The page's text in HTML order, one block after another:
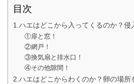
目次
1.ハエはどこから入ってくるのか？侵
①扉と窓！
②網戸！
③換気扇と排水口！
④その他隙間！
2.ハエはどこからわくのか？卵の場所